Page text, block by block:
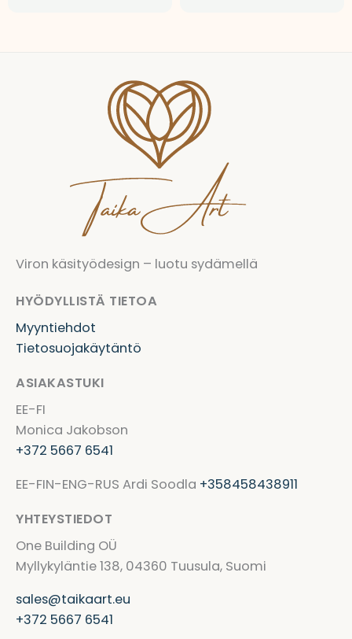
Viron käsityödesign – luotu sydämellä
HYÖDYLLISTÄ TIETOA
Myyntiehdot
Tietosuojakäytäntö
ASIAKASTUKI
EE-FI
Monica Jakobson
+372 5667 6541
EE-FIN-ENG-RUS Ardi Soodla +358458438911
YHTEYSTIEDOT
One Building OÜ
Myllykyläntie 138, 04360 Tuusula, Suomi
sales@taikaart.eu
+372 5667 6541